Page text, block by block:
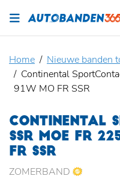
Home
Nieuwe banden
Continental
91W MO FR SSR
CONTINENTAL
SSR MOE FR
FR SSR
ZOMERBAND